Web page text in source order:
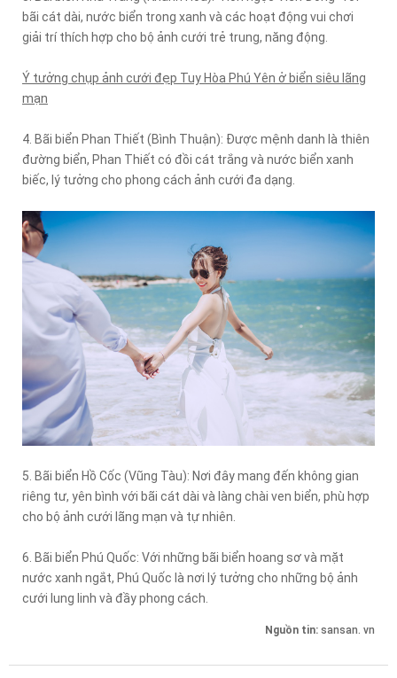
bãi cát dài, nước biển trong xanh và các hoạt động vui chơi
giải trí thích hợp cho bộ ảnh cưới trẻ trung, năng động.
Ý tưởng chụp ảnh cưới đẹp Tuy Hòa Phú Yên ở biển siêu lãng
mạn
4. Bãi biển Phan Thiết (Bình Thuận): Được mệnh danh là thiên
đường biển, Phan Thiết có đồi cát trắng và nước biển xanh
biếc, lý tưởng cho phong cách ảnh cưới đa dạng.
5. Bãi biển Hồ Cốc (Vũng Tàu): Nơi đây mang đến không gian
riêng tư, yên bình với bãi cát dài và làng chài ven biển, phù hợp
cho bộ ảnh cưới lãng mạn và tự nhiên.
6. Bãi biển Phú Quốc: Với những bãi biển hoang sơ và mặt
nước xanh ngắt, Phú Quốc là nơi lý tưởng cho những bộ ảnh
cưới lung linh và đầy phong cách.
Nguồn tin: sansan. vn